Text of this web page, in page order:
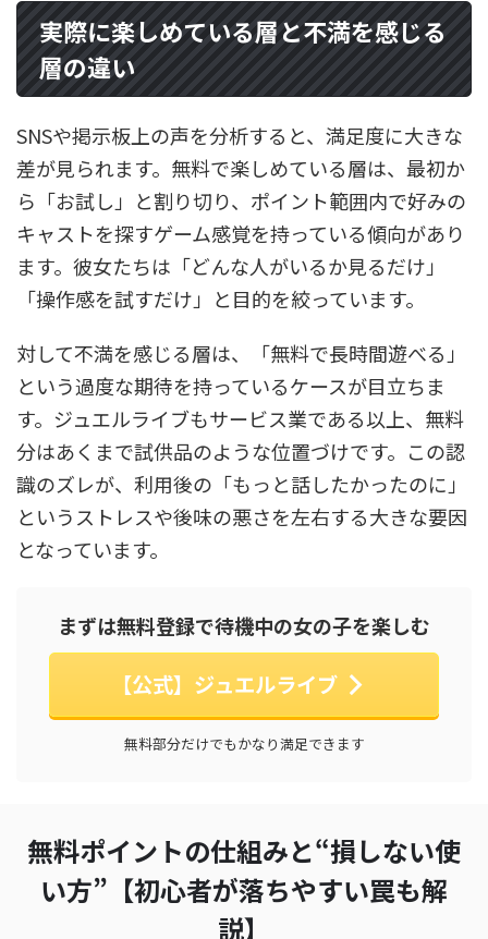
実際に楽しめている層と不満を感じる
層の違い
SNSや掲示板上の声を分析すると、満足度に大きな
差が見られます。無料で楽しめている層は、最初か
ら「お試し」と割り切り、ポイント範囲内で好みの
キャストを探すゲーム感覚を持っている傾向があり
ます。彼女たちは「どんな人がいるか見るだけ」
「操作感を試すだけ」と目的を絞っています。
対して不満を感じる層は、「無料で長時間遊べる」
という過度な期待を持っているケースが目立ちま
す。ジュエルライブもサービス業である以上、無料
分はあくまで試供品のような位置づけです。この認
識のズレが、利用後の「もっと話したかったのに」
というストレスや後味の悪さを左右する大きな要因
となっています。
まずは無料登録で待機中の女の子を楽しむ
【公式】ジュエルライブ
無料部分だけでもかなり満足できます
無料ポイントの仕組みと“損しない使
い方”【初心者が落ちやすい罠も解
説】